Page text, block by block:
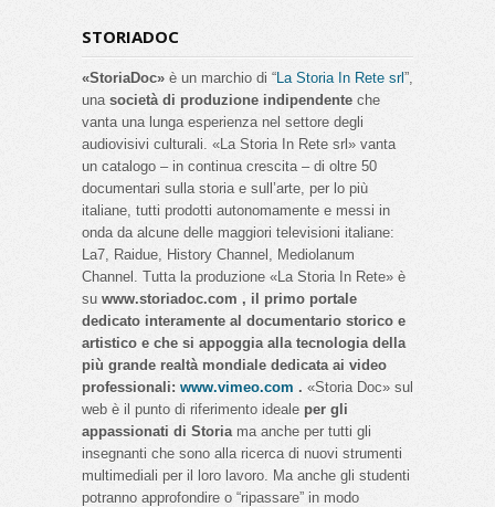
STORIADOC
«StoriaDoc» è un marchio di “La Storia In Rete srl”,
una società di produzione indipendente che
vanta una lunga esperienza nel settore degli
audiovisivi culturali. «La Storia In Rete srl» vanta
un catalogo – in continua crescita – di oltre 50
documentari sulla storia e sull’arte, per lo più
italiane, tutti prodotti autonomamente e messi in
onda da alcune delle maggiori televisioni italiane:
La7, Raidue, History Channel, Mediolanum
Channel. Tutta la produzione «La Storia In Rete» è
su www.storiadoc.com , il primo portale
dedicato interamente al documentario storico e
artistico e che si appoggia alla tecnologia della
più grande realtà mondiale dedicata ai video
professionali: www.vimeo.com . «Storia Doc» sul
web è il punto di riferimento ideale per gli
appassionati di Storiama anche per tutti gli
insegnanti che sono alla ricerca di nuovi strumenti
multimediali per il loro lavoro. Ma anche gli studenti
potranno approfondire o “ripassare” in modo